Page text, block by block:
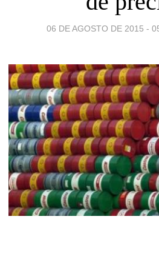
06 DE AGOSTO DE 2015 -